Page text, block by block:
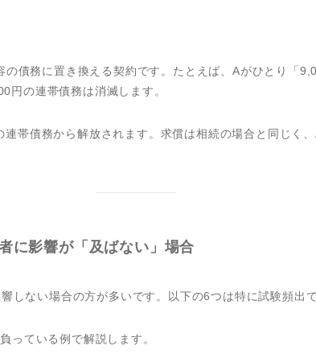
債務に置き換える契約です。たとえば、Aがひとり「
円の連帯債務は消滅します。
帯債務から解放されます。求償は相続の場合と同じく
に影響が「及ばない」場合
しない場合の方が多いです。以下の6つは特に試験頻出
っている例で解説します。